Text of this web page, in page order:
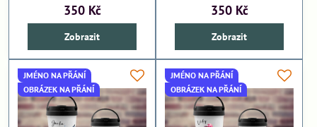
350 Kč
Zobrazit
350 Kč
Zobrazit
JMÉNO NA PŘÁNÍ
OBRÁZEK NA PŘÁNÍ
JMÉNO NA PŘÁNÍ
OBRÁZEK NA PŘÁNÍ